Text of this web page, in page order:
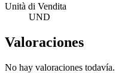
Unità di Vendita
UND
Valoraciones
No hay valoraciones todavía.